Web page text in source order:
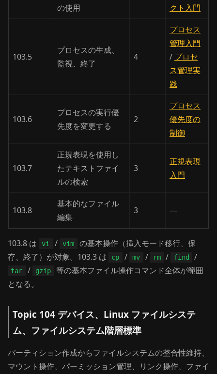
の使用
クト入門
103.5
プロセスの生成、
監視、終了
4
プロセス
管理入門
/ プロセ
ス管理実
践
103.6
プロセスの実行優
先度を変更する
2
プロセス
優先度の
制御
103.7
正規表現を使用し
たテキストファイ
ルの検索
3
正規表現
入門
103.8
基本的なファイル
編集
3 —
103.8 は vi / vim
の基本操作（挿入モード移行、保
存、終了）が対象。103.3 は
cp / mv / rm / find /
tar / gzip
等の基本ファイル操作コマンド全体が範囲
となる。
Topic 104 デバイス、Linux ファイルシステ
ム、ファイルシステム階層標準
パーティション作成からファイルシステムの整合性維持、
マウント操作、パーミッション管理、リンク操作、ファイ